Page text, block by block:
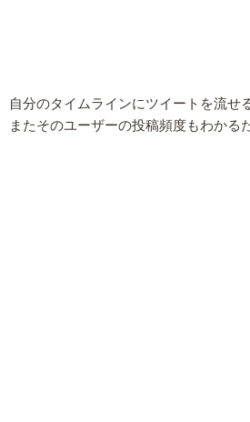
自分のタイムラインにツイートを流せ
またそのユーザーの投稿頻度もわか